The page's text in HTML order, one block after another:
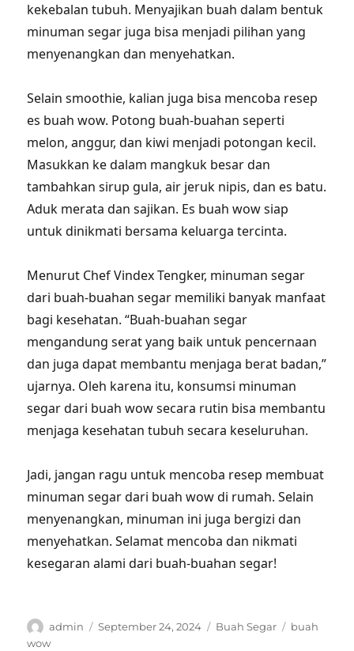
kekebalan tubuh. Menyajikan buah dalam bentuk
minuman segar juga bisa menjadi pilihan yang
menyenangkan dan menyehatkan.
Selain smoothie, kalian juga bisa mencoba resep
es buah wow. Potong buah-buahan seperti
melon, anggur, dan kiwi menjadi potongan kecil.
Masukkan ke dalam mangkuk besar dan
tambahkan sirup gula, air jeruk nipis, dan es batu.
Aduk merata dan sajikan. Es buah wow siap
untuk dinikmati bersama keluarga tercinta.
Menurut Chef Vindex Tengker, minuman segar
dari buah-buahan segar memiliki banyak manfaat
bagi kesehatan. “Buah-buahan segar
mengandung serat yang baik untuk pencernaan
dan juga dapat membantu menjaga berat badan,”
ujarnya. Oleh karena itu, konsumsi minuman
segar dari buah wow secara rutin bisa membantu
menjaga kesehatan tubuh secara keseluruhan.
Jadi, jangan ragu untuk mencoba resep membuat
minuman segar dari buah wow di rumah. Selain
menyenangkan, minuman ini juga bergizi dan
menyehatkan. Selamat mencoba dan nikmati
kesegaran alami dari buah-buahan segar!
Author
admin
Posted
September 24, 2024 Categories
Buah Segar Tags
buah
wow